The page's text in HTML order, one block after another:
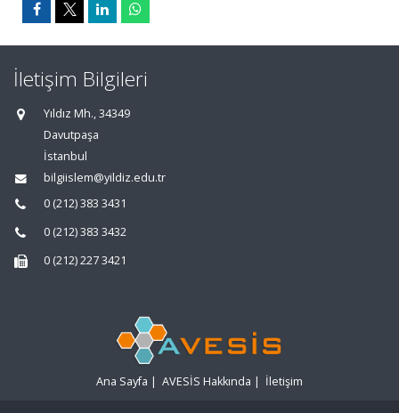
İletişim Bilgileri
Yıldız Mh., 34349
Davutpaşa
İstanbul
bilgiislem@yildiz.edu.tr
0 (212) 383 3431
0 (212) 383 3432
0 (212) 227 3421
Ana Sayfa | AVESİS Hakkında | İletişim